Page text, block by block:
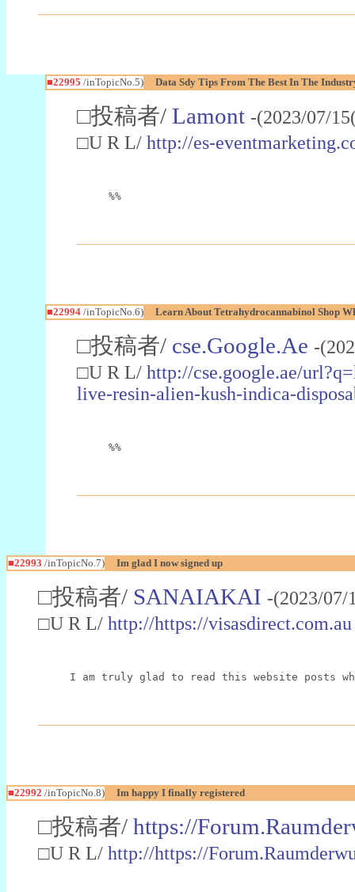
■22995 /inTopicNo.5) Data Sdy Tips From The Best In The
□投稿者/ Lamont -(2023/07/
□U R L/ http://es-
%%
■22994/inTopicNo.6) Learn About Tetrahydrocannabinol Shop
□投稿者/ cse.Google.Ae -
□U R L/ http://cse.google.ae/
live-resin-alien-kush-indica-
%%
■22993 /inTopicNo.7) Im glad I now signed up
□投稿者/ SANAIAKAI -(2023/
□U R L/ http://https://visasdirect.com.au
I am truly glad to read this website posts
■22992 /inTopicNo.8) Im happy I finally registered
□投稿者/ https://
□U R L/ http://https://